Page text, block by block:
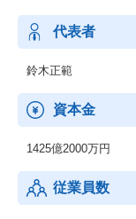
代表者
鈴木正範
資本金
1425億2000万円
従業員数